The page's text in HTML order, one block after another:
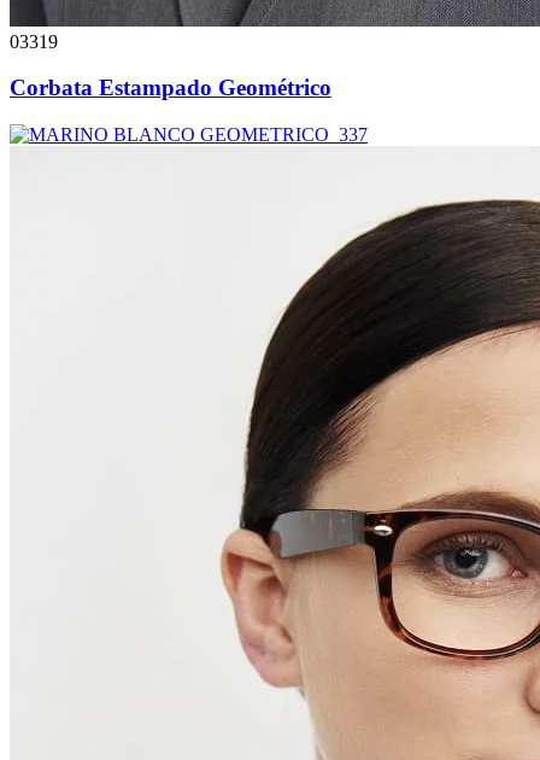
03319
Corbata Estampado Geométrico